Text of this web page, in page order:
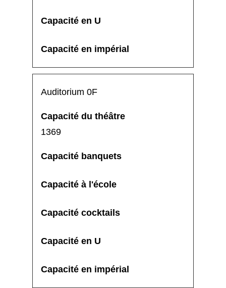
Auditorium 0F
1369